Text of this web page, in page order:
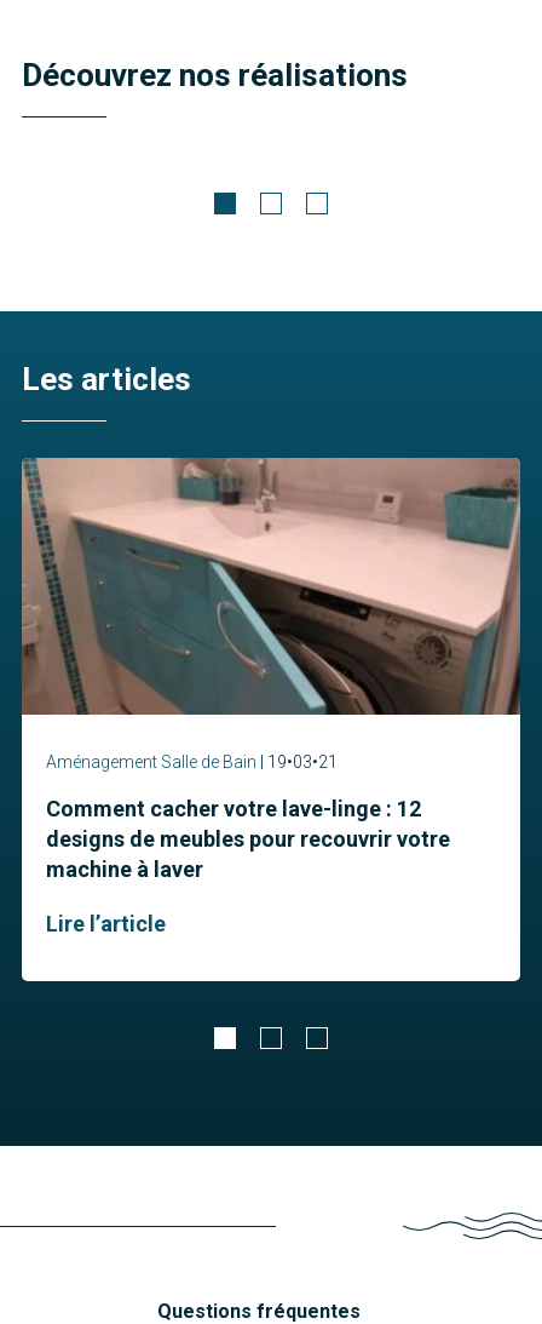
Découvrez nos réalisations
Les articles
Aménagement Salle de Bain 19•03•21
Comment cacher votre lave-linge : 12
designs de meubles pour recouvrir votre
machine à laver
Lire l’article
Questions fréquentes